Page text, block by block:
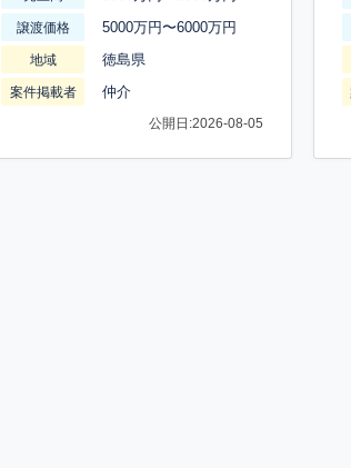
譲渡価格 5000万円〜6000万円
地域 徳島県
案件掲載者 仲介
公開日:2026-08-05